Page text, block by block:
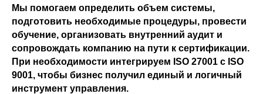
Мы помогаем определить объем системы,
подготовить необходимые процедуры, провести
обучение, организовать внутренний аудит и
сопровождать компанию на пути к сертификации.
При необходимости интегрируем ISO 27001 с ISO
9001, чтобы бизнес получил единый и логичный
инструмент управления.